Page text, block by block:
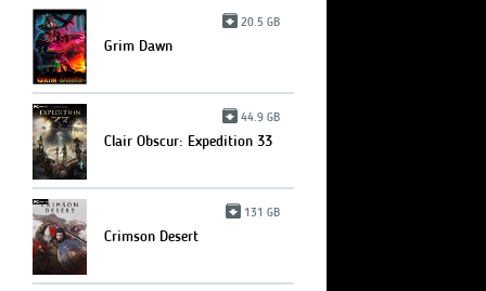
20.5 GB
Grim Dawn
44.9 GB
Clair Obscur: Expedition 33
131 GB
Crimson Desert